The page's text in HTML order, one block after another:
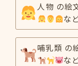
人物 の絵
な
哺乳類 の
な